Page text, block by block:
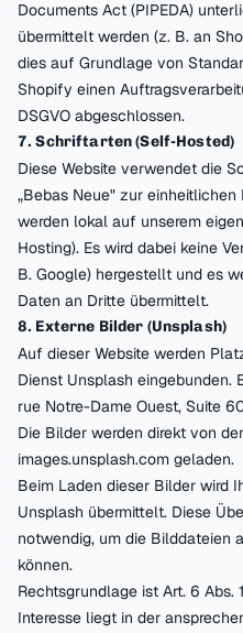
Documents Act (PIPEDA)
übermittelt werden (z. B. an
dies auf Grundlage von
Shopify einen
DSGVO abgeschlossen.
7. Schriftarten (Self-Hosted)
Diese Website verwendet die
„Bebas Neue" zur
werden lokal auf unserem
Hosting). Es wird dabei keine
B. Google) hergestellt und es
Daten an Dritte übermittelt.
8. Externe Bilder (Unsplash)
Auf dieser Website werden
Dienst Unsplash
rue Notre-Dame Ouest, Suite
Die Bilder werden direkt von
images.unsplash.com geladen.
Beim Laden dieser Bilder wird
Unsplash übermittelt. Diese
notwendig, um die Bilddateien
können.
Rechtsgrundlage ist Art. 6 Abs.
Interesse liegt in der